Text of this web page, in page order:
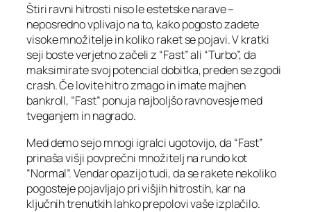
Štiri ravni hitrosti niso le estetske narave –
neposredno vplivajo na to, kako pogosto zadete
visoke množitelje in koliko raket se pojavi. V kratki
seji boste verjetno začeli z “Fast” ali “Turbo”, da
maksimirate svoj potencial dobitka, preden se zgodi
crash. Če lovite hitro zmago in imate majhen
bankroll, “Fast” ponuja najboljšo ravnovesje med
tveganjem in nagrado.
Med demo sejo mnogi igralci ugotovijo, da “Fast”
prinaša višji povprečni množitelj na rundo kot
“Normal”. Vendar opazijo tudi, da se rakete nekoliko
pogosteje pojavljajo pri višjih hitrostih, kar na
ključnih trenutkih lahko prepolovi vaše izplačilo.